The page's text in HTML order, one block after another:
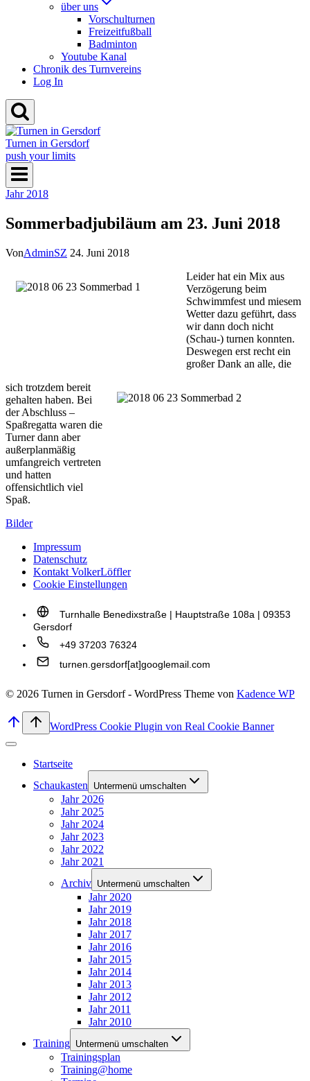
über uns
Vorschulturnen
Freizeitfußball
Badminton
Youtube Kanal
Chronik des Turnvereins
Log In
Turnen in Gersdorf
push your limits
Jahr 2018
Sommerbadjubiläum am 23. Juni 2018
VonAdminSZ 24. Juni 2018
Leider hat ein Mix aus
Verzögerung beim
Schwimmfest und miesem
Wetter dazu geführt, dass
wir dann doch nicht
(Schau-) turnen konnten.
Deswegen erst recht ein
großer Dank an alle, die
sich trotzdem bereit
gehalten haben. Bei
der Abschluss –
Spaßregatta waren die
Turner dann aber
außerplanmäßig
umfangreich vertreten
und hatten
offensichtlich viel
Spaß.
Bilder
Impressum
Datenschutz
Kontakt VolkerLöffler
Cookie Einstellungen
Turnhalle Benedixstraße | Hauptstraße 108a | 09353
Gersdorf
+49 37203 76324
turnen.gersdorf[at]googlemail.com
© 2026 Turnen in Gersdorf - WordPress Theme von Kadence WP
WordPress Cookie Plugin von Real Cookie Banner
Startseite
Schaukasten
Untermenü umschalten
Jahr 2026
Jahr 2025
Jahr 2024
Jahr 2023
Jahr 2022
Jahr 2021
Archiv Untermenü umschalten
Jahr 2020
Jahr 2019
Jahr 2018
Jahr 2017
Jahr 2016
Jahr 2015
Jahr 2014
Jahr 2013
Jahr 2012
Jahr 2011
Jahr 2010
Training Untermenü umschalten
Trainingsplan
Training@home